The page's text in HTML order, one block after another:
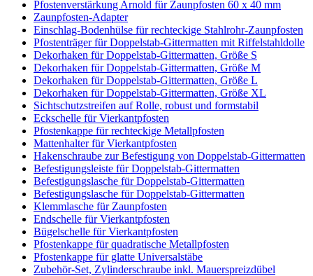
Pfostenverstärkung Arnold für Zaunpfosten 60 x 40 mm
Zaunpfosten-Adapter
Einschlag-Bodenhülse für rechteckige Stahlrohr-Zaunpfosten
Pfostenträger für Doppelstab-Gittermatten mit Riffelstahldolle
Dekorhaken für Doppelstab-Gittermatten, Größe S
Dekorhaken für Doppelstab-Gittermatten, Größe M
Dekorhaken für Doppelstab-Gittermatten, Größe L
Dekorhaken für Doppelstab-Gittermatten, Größe XL
Sichtschutzstreifen auf Rolle, robust und formstabil
Eckschelle für Vierkantpfosten
Pfostenkappe für rechteckige Metallpfosten
Mattenhalter für Vierkantpfosten
Hakenschraube zur Befestigung von Doppelstab-Gittermatten
Befestigungsleiste für Doppelstab-Gittermatten
Befestigungslasche für Doppelstab-Gittermatten
Befestigungslasche für Doppelstab-Gittermatten
Klemmlasche für Zaunpfosten
Endschelle für Vierkantpfosten
Bügelschelle für Vierkantpfosten
Pfostenkappe für quadratische Metallpfosten
Pfostenkappe für glatte Universalstäbe
Zubehör-Set, Zylinderschraube inkl. Mauerspreizdübel